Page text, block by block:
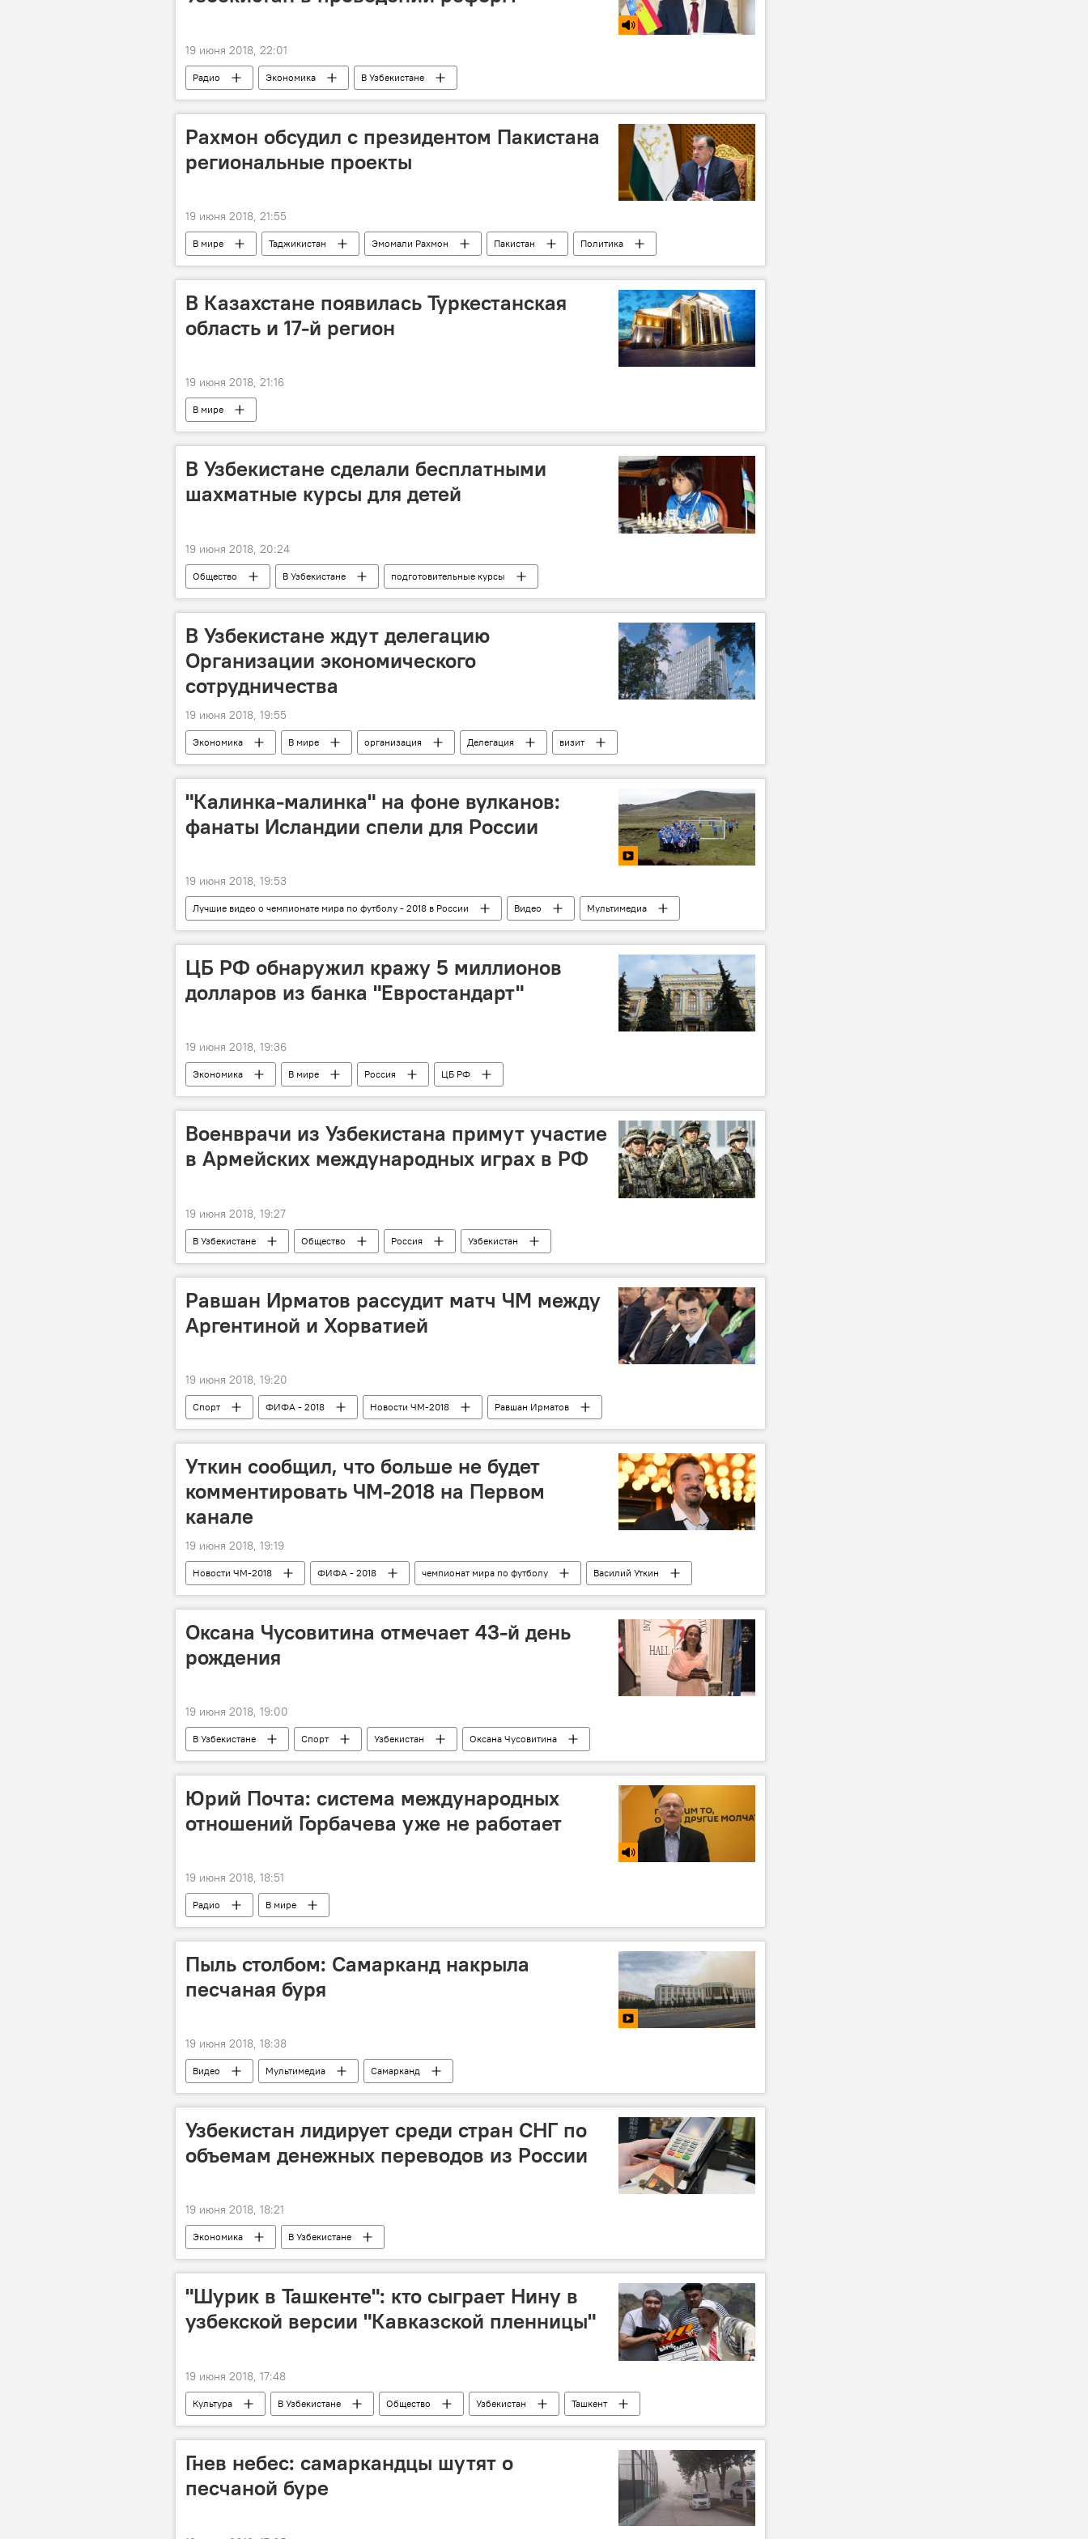
19 июня 2018, 22:01
Радио Экономика В Узбекистане
Рахмон обсудил с президентом Пакистана
региональные проекты
19 июня 2018, 21:55
В мире Таджикистан Эмомали Рахмон Пакистан Политика
В Казахстане появилась Туркестанская
область и 17-й регион
19 июня 2018, 21:16
В мире
В Узбекистане сделали бесплатными
шахматные курсы для детей
19 июня 2018, 20:24
Общество В Узбекистане
подготовительные курсы
Федерация шахмат Узбекистана
В Узбекистане ждут делегацию
Организации экономического
сотрудничества
19 июня 2018, 19:55
Экономика В мире организация Делегация визит
"Калинка-малинка" на фоне вулканов:
фанаты Исландии спели для России
19 июня 2018, 19:53
Лучшие видео о чемпионате мира по футболу - 2018 в России Видео
Мультимедиа
Мультимедиа
ФИФА - 2018
ЦБ РФ обнаружил кражу 5 миллионов
долларов из банка "Евростандарт"
19 июня 2018, 19:36
Экономика В мире Россия ЦБ РФ
Военврачи из Узбекистана примут участие
в Армейских международных играх в РФ
19 июня 2018, 19:27
В Узбекистане Общество Россия Узбекистан
Равшан Ирматов рассудит матч ЧМ между
Аргентиной и Хорватией
19 июня 2018, 19:20
Спорт ФИФА - 2018 Новости ЧМ-2018 Равшан Ирматов
Уткин сообщил, что больше не будет
комментировать ЧМ-2018 на Первом
канале
19 июня 2018, 19:19
Новости ЧМ-2018 ФИФА - 2018 чемпионат мира по футболу
Василий Уткин
комментарий
Оксана Чусовитина отмечает 43-й день
рождения
19 июня 2018, 19:00
В Узбекистане Спорт Узбекистан Оксана Чусовитина
Юрий Почта: система международных
отношений Горбачева уже не работает
19 июня 2018, 18:51
Радио В мире
Пыль столбом: Самарканд накрыла
песчаная буря
19 июня 2018, 18:38
Видео Мультимедиа Самарканд
Узбекистан лидирует среди стран СНГ по
объемам денежных переводов из России
19 июня 2018, 18:21
Экономика В Узбекистане
"Шурик в Ташкенте": кто сыграет Нину в
узбекской версии "Кавказской пленницы"
19 июня 2018, 17:48
Культура В Узбекистане Общество Узбекистан Ташкент
Гнев небес: самаркандцы шутят о
песчаной буре